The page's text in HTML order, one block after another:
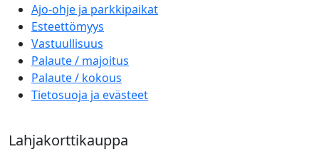
Ajo-ohje ja parkkipaikat
Esteettömyys
Vastuullisuus
Palaute / majoitus
Palaute / kokous
Tietosuoja ja evästeet
Lahjakorttikauppa